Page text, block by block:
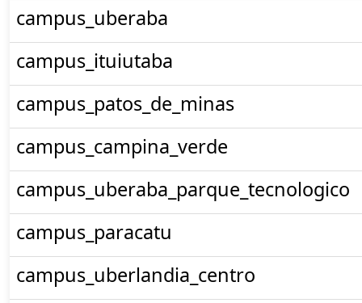
campus_uberaba
campus_ituiutaba
campus_patos_de_minas
campus_campina_verde
campus_uberaba_parque_tecnologico
campus_paracatu
campus_uberlandia_centro